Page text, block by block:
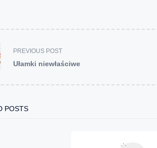
PREVIOUS POST
Ułamki niewłaściwe
POSTS